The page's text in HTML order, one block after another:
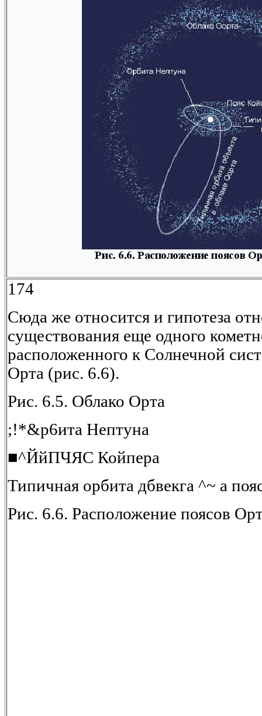
174
Сюда же относится и гипотеза
существования еще одного
расположенного к Солнечной
Орта (рис. 6.6).
Рис. 6.5. Облако Орта
;!*&р6ита Нептуна
■^ЙйПЧЯС Койпера
Типичная орбита дбвекга ^~ а
Рис. 6.6. Расположение поясов